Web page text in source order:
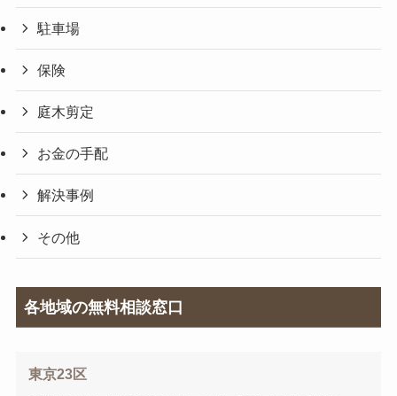
駐車場
保険
庭木剪定
お金の手配
解決事例
その他
各地域の無料相談窓口
東京23区